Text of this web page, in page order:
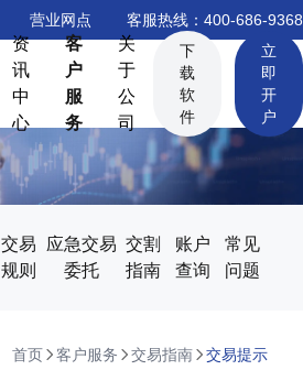
营业网点 客服热线：400-686-9368
资
讯
中
心
客
户
服
务
关
于
公
司
下
载
软
件
立
即
开
户
交易
规则
应急交易
委托
交割
指南
账户
查询
常见
问题
首页 客户服务 交易指南 交易提示